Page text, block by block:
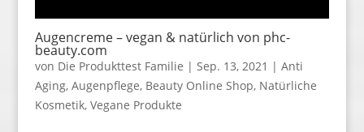
Augencreme – vegan & natürlich von phc-
beauty.com
von Die Produkttest Familie | Sep. 13, 2021 | Anti
Aging, Augenpflege, Beauty Online Shop, Natürliche
Kosmetik, Vegane Produkte